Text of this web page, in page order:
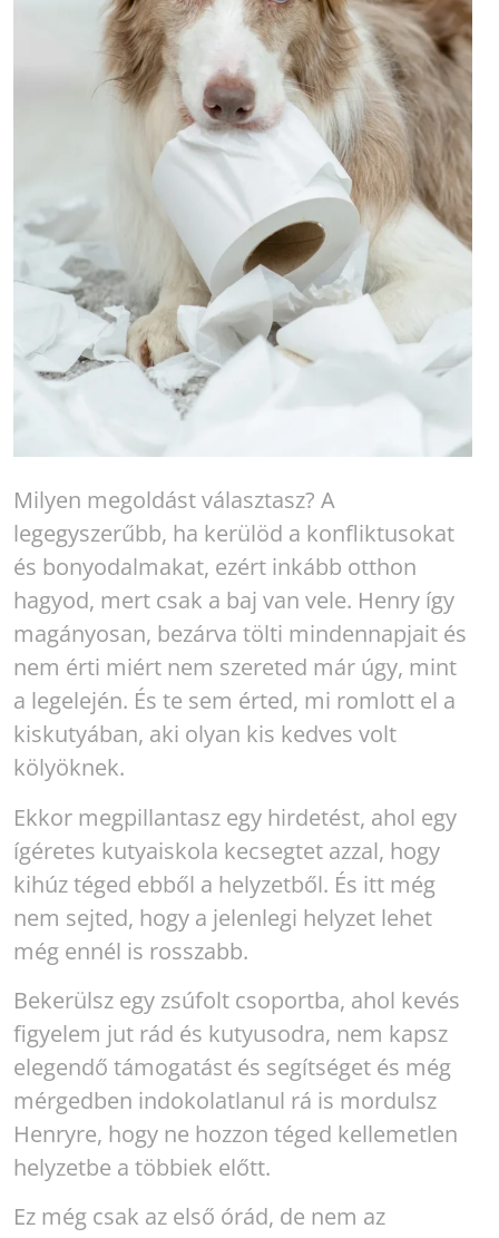
Milyen megoldást választasz? A
legegyszerűbb, ha kerülöd a konfliktusokat
és bonyodalmakat, ezért inkább otthon
hagyod, mert csak a baj van vele. Henry így
magányosan, bezárva tölti mindennapjait és
nem érti miért nem szereted már úgy, mint
a legelején. És te sem érted, mi romlott el a
kiskutyában, aki olyan kis kedves volt
kölyöknek.
Ekkor megpillantasz egy hirdetést, ahol egy
ígéretes kutyaiskola kecsegtet azzal, hogy
kihúz téged ebből a helyzetből. És itt még
nem sejted, hogy a jelenlegi helyzet lehet
még ennél is rosszabb.
Bekerülsz egy zsúfolt csoportba, ahol kevés
figyelem jut rád és kutyusodra, nem kapsz
elegendő támogatást és segítséget és még
mérgedben indokolatlanul rá is mordulsz
Henryre, hogy ne hozzon téged kellemetlen
helyzetbe a többiek előtt.
Ez még csak az első órád, de nem az